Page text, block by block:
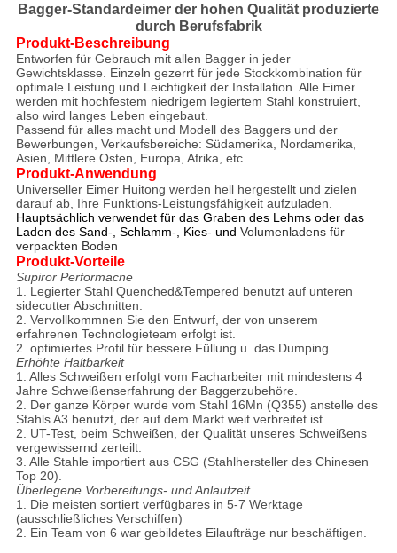
Bagger-Standardeimer der hohen Qualität produzierte
durch Berufsfabrik
Produkt-Beschreibung
Entworfen für Gebrauch mit allen Bagger in jeder
Gewichtsklasse. Einzeln gezerrt für jede Stockkombination für
optimale Leistung und Leichtigkeit der Installation. Alle Eimer
werden mit hochfestem niedrigem legiertem Stahl konstruiert,
also wird langes Leben eingebaut.
Passend für alles macht und Modell des Baggers und der
Bewerbungen, Verkaufsbereiche: Südamerika, Nordamerika,
Asien, Mittlere Osten, Europa, Afrika, etc.
Produkt-Anwendung
Universeller Eimer Huitong werden hell hergestellt und zielen
darauf ab, Ihre Funktions-Leistungsfähigkeit aufzuladen.
Hauptsächlich verwendet für das Graben des Lehms oder das
Laden des Sand-, Schlamm-, Kies- und Volumenladens für
verpackten Boden
Produkt-Vorteile
Supiror Performacne
1. Legierter Stahl Quenched&Tempered benutzt auf unteren
sidecutter Abschnitten.
2. Vervollkommnen Sie den Entwurf, der von unserem
erfahrenen Technologieteam erfolgt ist.
2. optimiertes Profil für bessere Füllung u. das Dumping.
Erhöhte Haltbarkeit
1. Alles Schweißen erfolgt vom Facharbeiter mit mindestens 4
Jahre Schweißenserfahrung der Baggerzubehöre.
2. Der ganze Körper wurde vom Stahl 16Mn (Q355) anstelle des
Stahls A3 benutzt, der auf dem Markt weit verbreitet ist.
2. UT-Test, beim Schweißen, der Qualität unseres Schweißens
vergewissernd zerteilt.
3. Alle Stahle importiert aus CSG (Stahlhersteller des Chinesen
Top 20).
Überlegene Vorbereitungs- und Anlaufzeit
1. Die meisten sortiert verfügbares in 5-7 Werktage
(ausschließliches Verschiffen)
2. Ein Team von 6 war gebildetes Eilaufträge nur beschäftigen.